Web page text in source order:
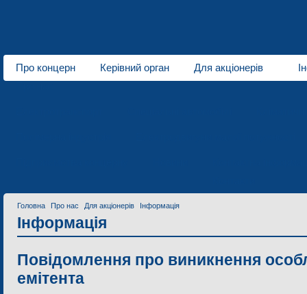
Про концерн Керівний орган Для акціонерів
Головна Про нас Для акціонерів Інформація
Інформація
Повідомлення про виникнення
емітента